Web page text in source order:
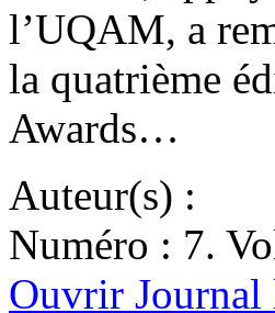
l’UQAM, a
la quatrième
Awards…
Auteur(s) :
Numéro : 7.
Ouvrir